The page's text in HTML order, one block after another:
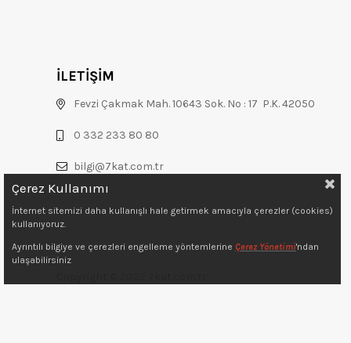
İLETİŞİM
Fevzi Çakmak Mah. 10643 Sok. No : 17 P.K. 42050
0 332 233 80 80
bilgi@7kat.com.tr
Çerez Kullanımı
İnternet sitemizi daha kullanışlı hale getirmek amacıyla çerezler (cookies)
kullanıyoruz.
Ayrıntılı bilgiye ve çerezleri engelleme yöntemlerine Çerez Yönetimi'ndan
ulaşabilirsiniz